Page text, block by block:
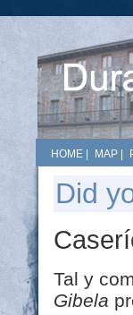
HOME MAP
Did
Tal y
Gibela